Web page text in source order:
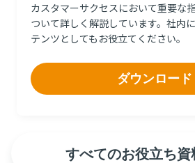
カスタマーサクセスにおいて重要な
ついて詳しく解説しています。社内
テンツとしてもお役立てください。
ダウンロード
すべてのお役立ち資